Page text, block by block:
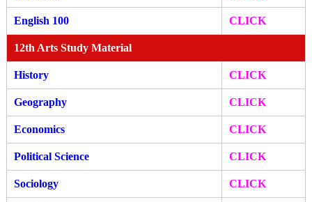
English 100 CLICK
12th Arts Study Material
History CLICK
Geography CLICK
Economics CLICK
Political Science CLICK
Sociology CLICK